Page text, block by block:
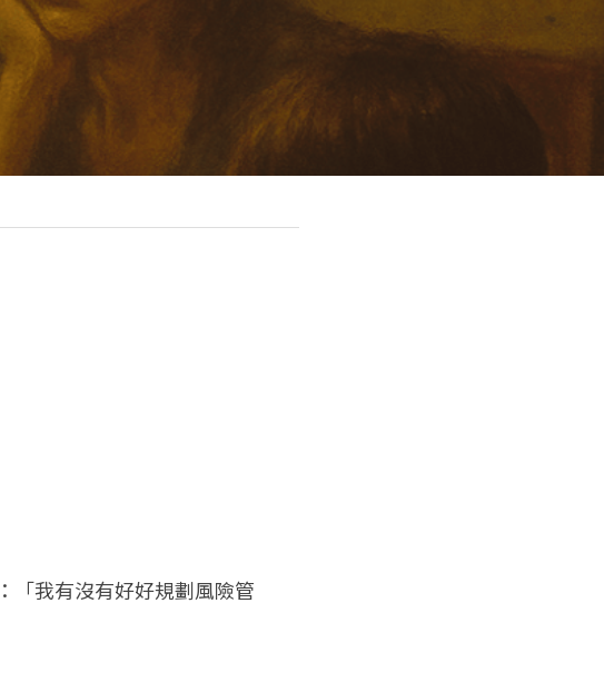
「我有沒有好好規劃風險管